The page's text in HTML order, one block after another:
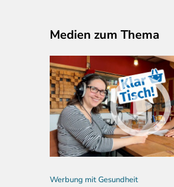
Medien zum Thema
Werbung mit Gesundheit